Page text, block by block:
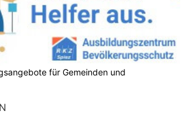
für Gemeinden und